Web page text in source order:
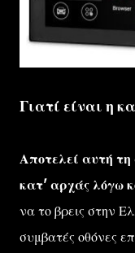
Γιατί είναι η
Αποτελεί αυτή
κατ' αρχάς λόγω
να το βρεις στην
συμβατές οθόνες